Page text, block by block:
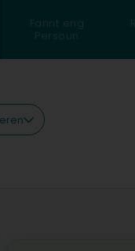
Fannt eng
Persoun